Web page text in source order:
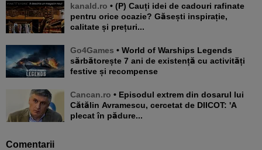
kanald.ro • (P) Cauți idei de cadouri rafinate
pentru orice ocazie? Găsești inspirație,
calitate și prețuri...
Go4Games • World of Warships Legends
sărbătorește 7 ani de existență cu activități
festive și recompense
Cancan.ro • Episodul extrem din dosarul lui
Cătălin Avramescu, cercetat de DIICOT: 'A
plecat în pădure...
Comentarii